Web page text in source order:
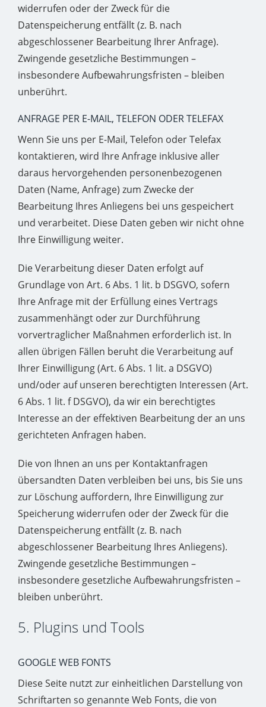
widerrufen oder der Zweck für die
Datenspeicherung entfällt (z. B. nach
abgeschlossener Bearbeitung Ihrer Anfrage).
Zwingende gesetzliche Bestimmungen –
insbesondere Aufbewahrungsfristen – bleiben
unberührt.
ANFRAGE PER E-MAIL, TELEFON ODER TELEFAX
Wenn Sie uns per E-Mail, Telefon oder Telefax
kontaktieren, wird Ihre Anfrage inklusive aller
daraus hervorgehenden personenbezogenen
Daten (Name, Anfrage) zum Zwecke der
Bearbeitung Ihres Anliegens bei uns gespeichert
und verarbeitet. Diese Daten geben wir nicht ohne
Ihre Einwilligung weiter.
Die Verarbeitung dieser Daten erfolgt auf
Grundlage von Art. 6 Abs. 1 lit. b DSGVO, sofern
Ihre Anfrage mit der Erfüllung eines Vertrags
zusammenhängt oder zur Durchführung
vorvertraglicher Maßnahmen erforderlich ist. In
allen übrigen Fällen beruht die Verarbeitung auf
Ihrer Einwilligung (Art. 6 Abs. 1 lit. a DSGVO)
und/oder auf unseren berechtigten Interessen (Art.
6 Abs. 1 lit. f DSGVO), da wir ein berechtigtes
Interesse an der effektiven Bearbeitung der an uns
gerichteten Anfragen haben.
Die von Ihnen an uns per Kontaktanfragen
übersandten Daten verbleiben bei uns, bis Sie uns
zur Löschung auffordern, Ihre Einwilligung zur
Speicherung widerrufen oder der Zweck für die
Datenspeicherung entfällt (z. B. nach
abgeschlossener Bearbeitung Ihres Anliegens).
Zwingende gesetzliche Bestimmungen –
insbesondere gesetzliche Aufbewahrungsfristen –
bleiben unberührt.
5. Plugins und Tools
GOOGLE WEB FONTS
Diese Seite nutzt zur einheitlichen Darstellung von
Schriftarten so genannte Web Fonts, die von